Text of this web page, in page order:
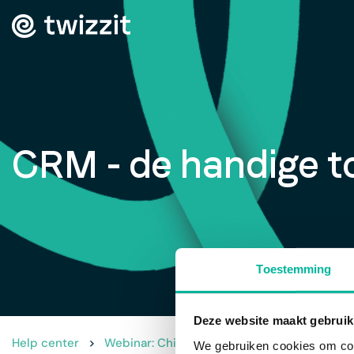
Toestemming
Deze website maakt
We gebruiken cookies om
CRM - de handige
Help center > Webinar: Chiro > CRM - de handige tool